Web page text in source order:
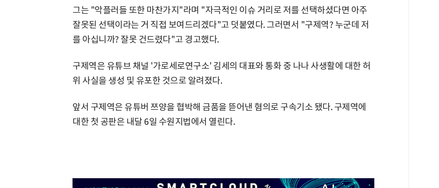
그는 "악플러들 또한 마찬가지"라며 "자극적인 이슈 거리로 저를 선택하셨다면 아주
잘못된 선택이라는 거 직접 보여드리겠다"고 덧붙였다. 그러면서 "구제역? 누군데 저
를 아십니까? 잘못 건드렸다"고 경고했다.
구제역은 유튜브 채널 '가로세로연구소' 김세의 대표와 통화 중 나나 사생활에 대한 허
위 사실을 생성 및 유포한 것으로 알려졌다.
앞서 구제역은 유튜버 쯔양을 협박해 금품을 뜯어낸 혐의로 구속기소 됐다. 구제역에
대한 첫 공판은 내달 6일 수원지법에서 열린다.